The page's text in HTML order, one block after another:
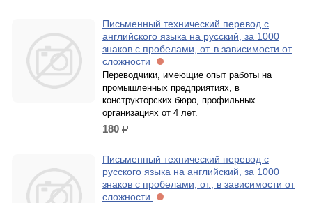
Письменный технический перевод с
английского языка на русский, за 1000
знаков с пробелами, от. в зависимости от
сложности
Переводчики, имеющие опыт работы на
промышленных предприятиях, в
конструкторских бюро, профильных
организациях от 4 лет.
180 р.
Письменный технический перевод с
русского языка на английский, за 1000
знаков с пробелами, от., в зависимости от
сложности